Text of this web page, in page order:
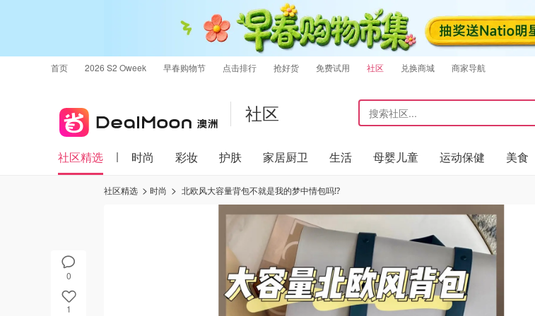
首页 2026 S2 Oweek 早春购物节 点击排行 抢好货 免费试用 社区 兑换商城 商家导航
社区
社区精选 时尚 彩妆 护肤 家居厨卫 生活 母婴儿童 运动保健 美食
0
1
社区精选 时尚 北欧风大容量背包不就是我的梦中情包吗⁉️